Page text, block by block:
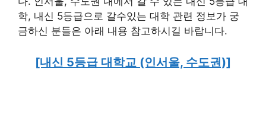
학, 내신 5등급으로 갈수있는 대학 관련 정보가 궁
금하신 분들은 아래 내용 참고하시길 바랍니다.
[내신 5등급 대학교 (인서울, 수도권)]